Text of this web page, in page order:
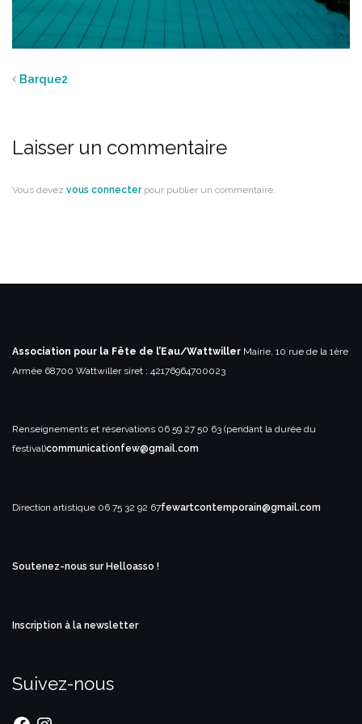
Barque2
Laisser un commentaire
Vous devez vous connecterpour publier un commentaire.
Association pour la Fête de l’Eau/Wattwiller Mairie, 10 rue de la 1ère
Armée 68700 Wattwillersiret : 42176964700023
Renseignements et réservations 06 59 27 50 63 (pendant la durée du
festival)communicationfew@gmail.com
Direction artistique 06 75 32 92 67fewartcontemporain@gmail.com
Soutenez-nous sur Helloasso !
Inscription à la newsletter
Suivez-nous
FacebookInstagram